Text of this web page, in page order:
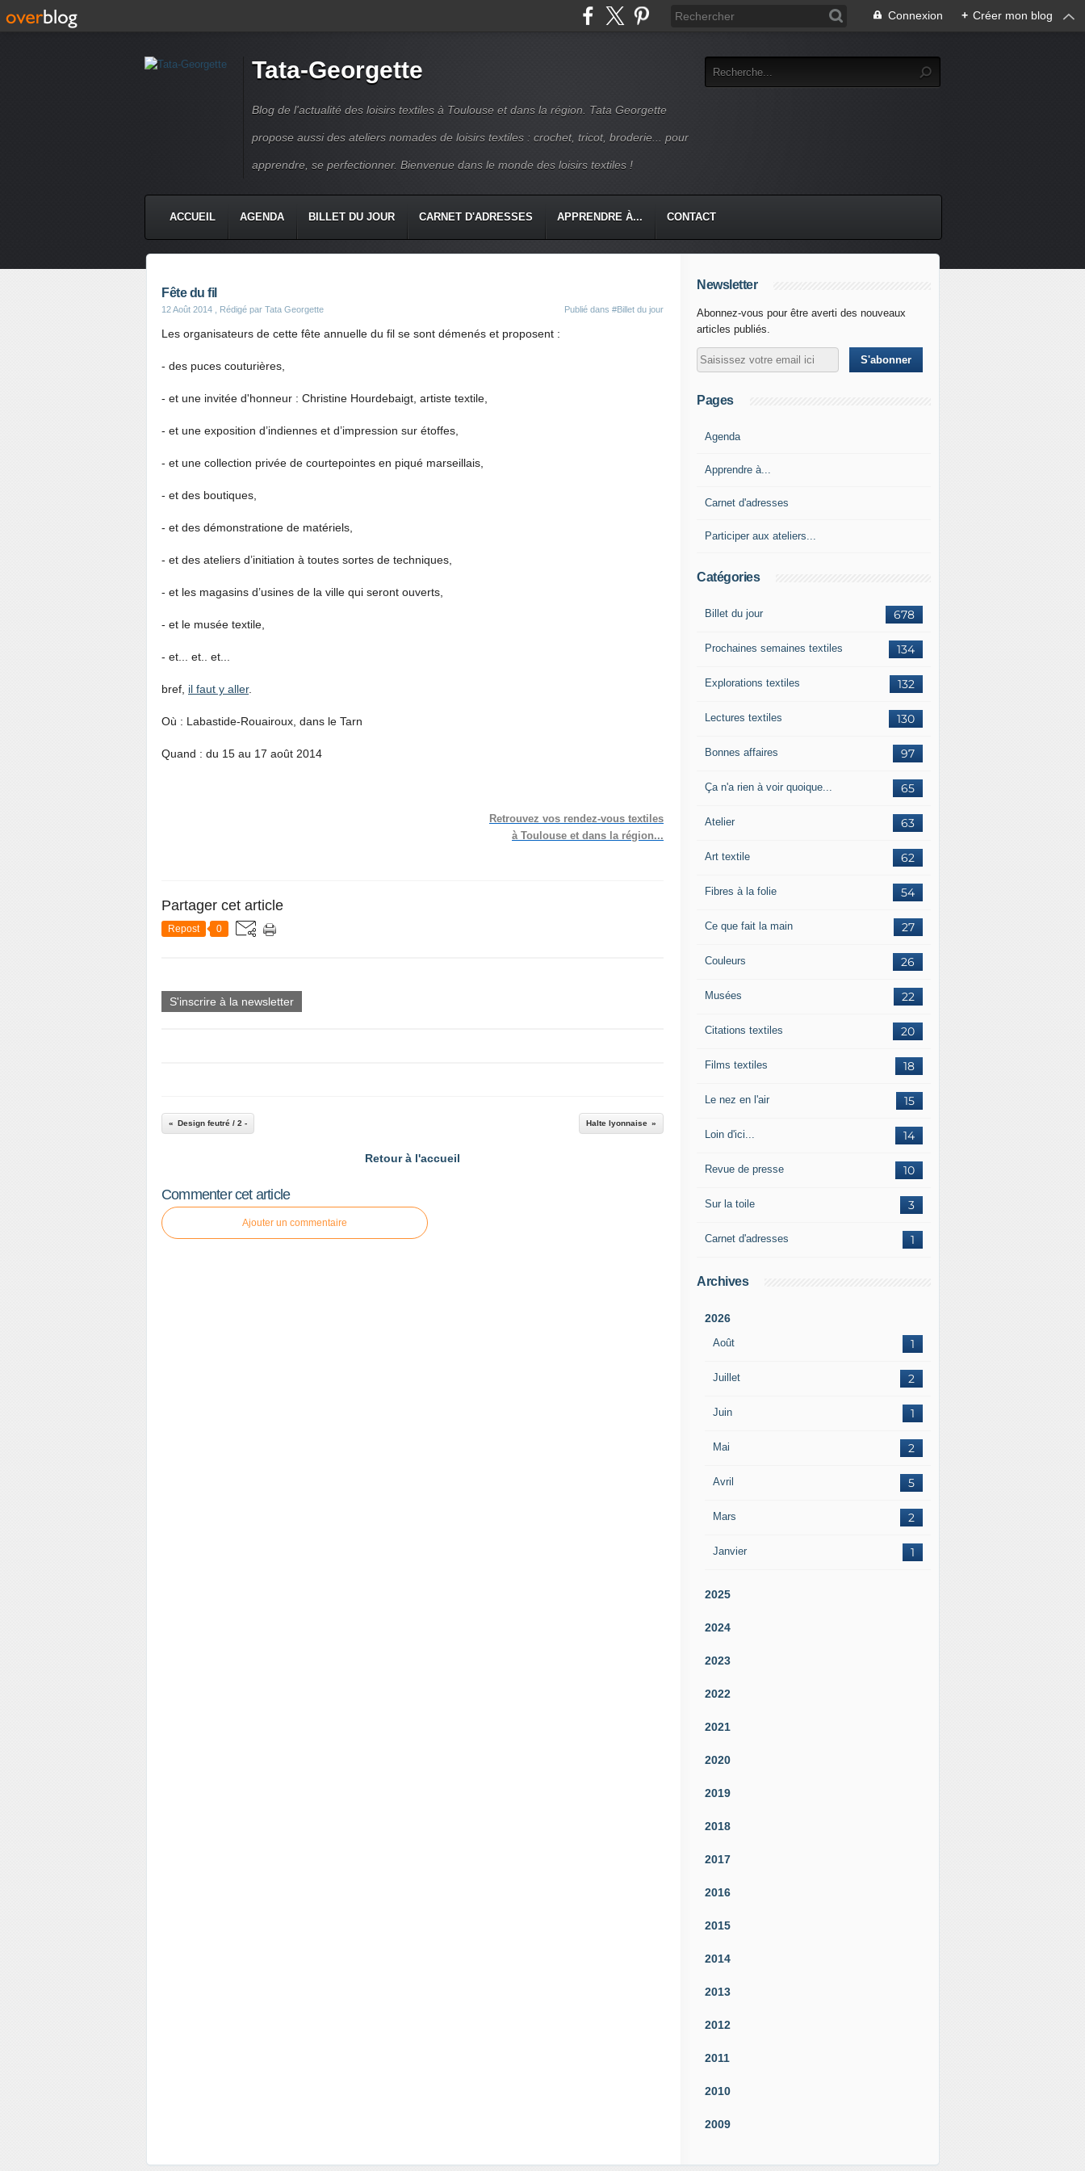
Connexion + Créer mon blog
Tata-Georgette
Blog de l'actualité des loisirs textiles à Toulouse et dans la région. Tata Georgette
propose aussi des ateliers nomades de loisirs textiles : crochet, tricot, broderie... pour
apprendre, se perfectionner. Bienvenue dans le monde des loisirs textiles !
ACCUEIL AGENDA BILLET DU JOUR CARNET D'ADRESSES APPRENDRE À... CONTACT
Fête du fil
12 Août 2014 , Rédigé par Tata Georgette Publié dans #Billet du jour
Les organisateurs de cette fête annuelle du fil se sont démenés et proposent :
- des puces couturières,
- et une invitée d'honneur : Christine Hourdebaigt, artiste textile,
- et une exposition d’indiennes et d’impression sur étoffes,
- et une collection privée de courtepointes en piqué marseillais,
- et des boutiques,
- et des démonstratione de matériels,
- et des ateliers d’initiation à toutes sortes de techniques,
- et les magasins d’usines de la ville qui seront ouverts,
- et le musée textile,
- et... et.. et...
bref, il faut y aller.
Où : Labastide-Rouairoux, dans le Tarn
Quand : du 15 au 17 août 2014
Retrouvez vos rendez-vous textiles
à Toulouse et dans la région...
Partager cet article
Repost 0
S'inscrire à la newsletter
Design feutré / 2 - Halte lyonnaise
Retour à l'accueil
Commenter cet article
Ajouter un commentaire
Newsletter
Abonnez-vous pour être averti des nouveaux
articles publiés.
Pages
Agenda
Apprendre à...
Carnet d'adresses
Participer aux ateliers...
Catégories
678
Billet du jour
134
Prochaines semaines textiles
132
Explorations textiles
130
Lectures textiles
97
Bonnes affaires
65
Ça n'a rien à voir quoique...
63
Atelier
62
Art textile
54
Fibres à la folie
27
Ce que fait la main
26
Couleurs
22
Musées
20
Citations textiles
18
Films textiles
15
Le nez en l'air
14
Loin d'ici...
10
Revue de presse
3
Sur la toile
1
Carnet d'adresses
Archives
2026
Août 1
Juillet 2
Juin 1
Mai 2
Avril 5
Mars 2
Janvier 1
2025
2024
2023
2022
2021
2020
2019
2018
2017
2016
2015
2014
2013
2012
2011
2010
2009